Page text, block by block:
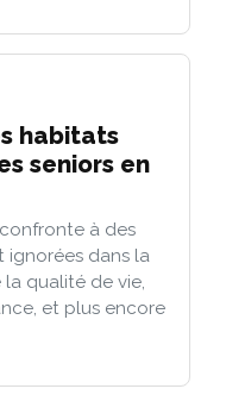
habitats
seniors en
à des
ignorées dans la
qualité de vie,
et plus encore